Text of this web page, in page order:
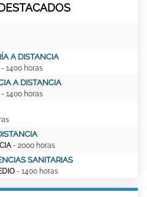
A DISTANCIA
- 1400 horas
A DISTANCIA
- 1400 horas
- 2000 horas
SANITARIAS
- 1400 horas